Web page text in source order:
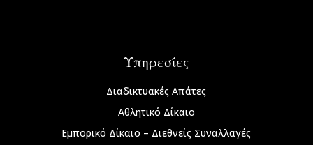
Υπηρεσίες
Διαδικτυακές Απάτες
Αθλητικό Δίκαιο
Εμπορικό Δίκαιο – Διεθνείς Συναλλαγές